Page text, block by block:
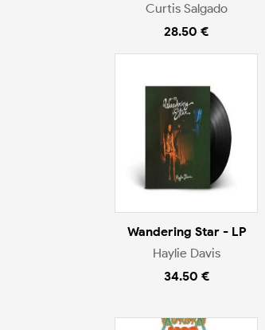
Curtis Salgado
28.50 €
Wandering Star - LP
Haylie Davis
34.50 €